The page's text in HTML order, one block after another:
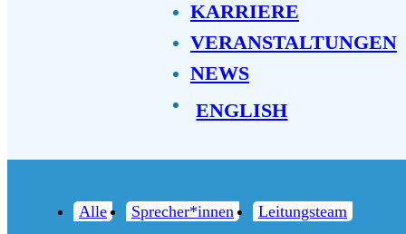
KARRIERE
VERANSTALTUNGEN
NEWS
ENGLISH
Alle Sprecher*innen Leitungsteam